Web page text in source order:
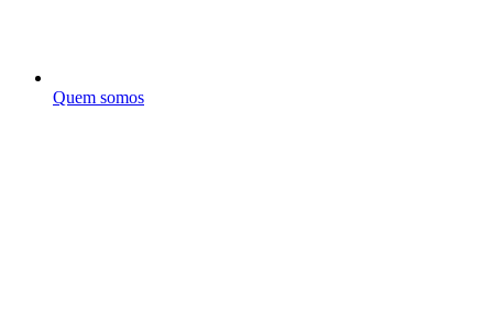
Quem somos